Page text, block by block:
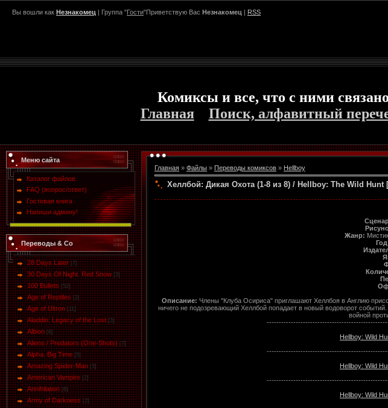
Вы вошли как Незнакомец | Группа "Гости"Приветствую Вас Незнакомец | RSS
Комиксы и все, что с ними связано
Главная
Поиск, алфавитный
Меню сайта
Каталог файлов
FAQ (вопрос/ответ)
Гостевая книга
Напиши админу!
Переводы & Co
28 Days Later [7]
30 Days Of Night. Red Snow [3]
100 Bullets [52]
Age of Reptiles [2]
Age of Ultron [11]
Aladdin: Legacy of the Lost [3]
Albion [6]
Aliens / Predators (One-Shots) [7]
Alpha. Big Time [5]
Amazing Spider-Man [3]
American Vampire [2]
Annihilation [6]
Army of Darkness [2]
Главная » Файлы » Переводы комиксов » Hellboy
Хеллбой: Дикая Охота (1-8 из 8) / Hellboy: The Wild Hunt
Жанр:
Описание: Члены "Клуба Осириса" приглашают Хеллбоя в Англию
ничего не подозревающий Хеллбой попадает в новый водоворот
войной
Hellboy: Wild
Hellboy: Wild
Hellboy: Wild